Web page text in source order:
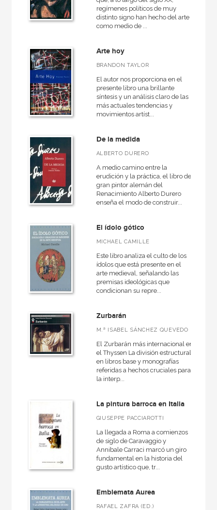
regímenes políticos de muy
distinto signo han hecho del arte
como medio de ...
Arte hoy
BRANDON TAYLOR
El autor nos proporciona en el
presente libro una brillante
síntesis y un análisis claro de las
más actuales tendencias y
movimientos artíst...
De la medida
ALBERTO DURERO
A medio camino entre la
erudición y la práctica, el libro del
gran pintor alemán del
Renacimiento Alberto Durero
enseña el modo de construir...
El ídolo gótico
MICHAEL CAMILLE
Este libro analiza el culto de los
ídolos que está presente en el
arte medieval, señalando las
premisas ideológicas que
condicionan su repre...
Zurbarán
M.ª ISABEL SÁNCHEZ QUEVEDO
El Zurbarán más internacional en
el Thyssen La división estructural
en libros base y monografías
referidas a hechos cruciales para
la interp...
La pintura barroca en Italia
GIUSEPPE PACCIAROTTI
La llegada a Roma a comienzos
de siglo de Caravaggio y
Annibale Carraci marcó un giro
fundamental en la historia del
gusto artístico que, tr...
Emblemata Aurea
RAFAEL ZAFRA (ED.)